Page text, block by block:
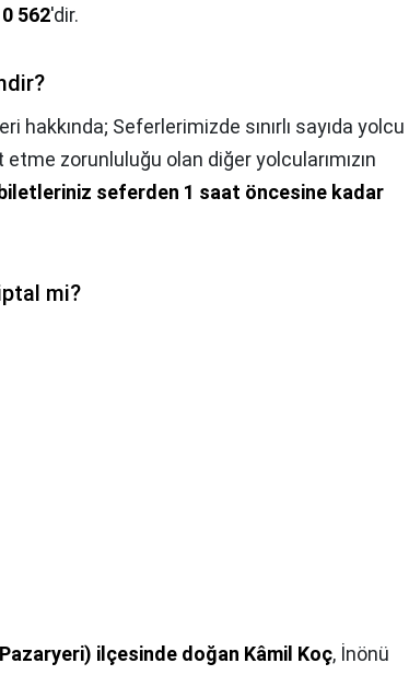
562'dir.
hakkında; Seferlerimizde sınırlı sayıda yolcu
zorunluluğu olan diğer yolcularımızın
biletleriniz seferden 1 saat öncesine kadar
mi?
ilçesinde doğan Kâmil Koç, İnönü